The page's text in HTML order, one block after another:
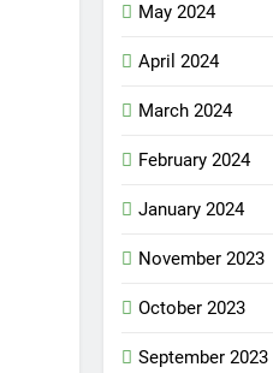
May 2024
April 2024
March 2024
February 2024
January 2024
November 2023
October 2023
September 2023